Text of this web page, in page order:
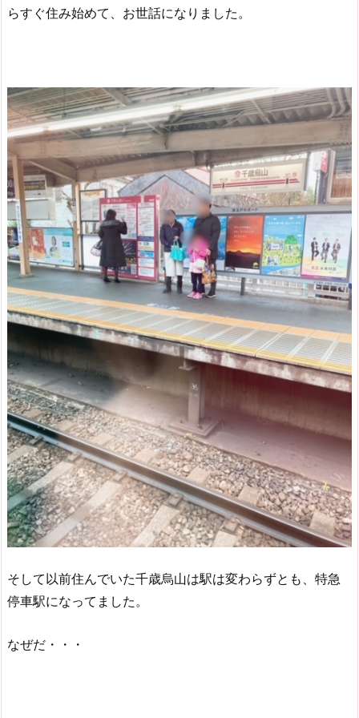
らすぐ住み始めて、お世話になりました。
そして以前住んでいた千歳烏山は駅は変わらずとも、特急
停車駅になってました。
なぜだ・・・